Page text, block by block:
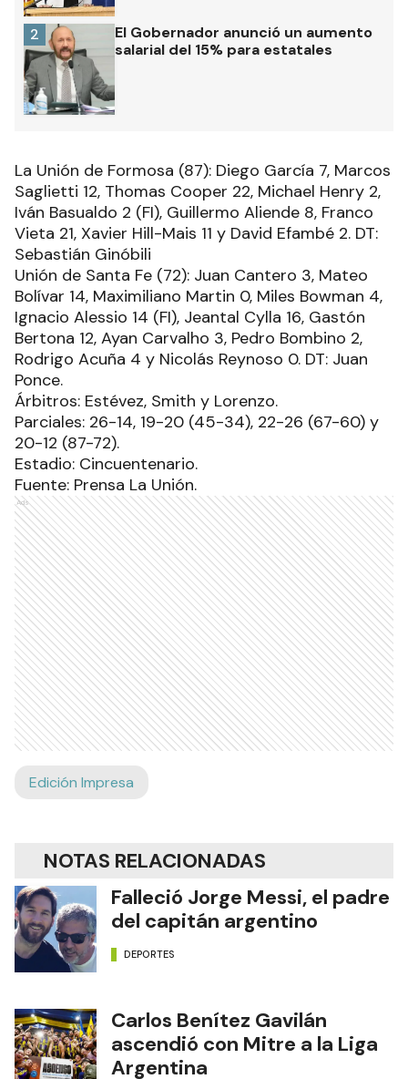
El Gobernador anunció un aumento
salarial del 15% para estatales
2
La Unión de Formosa (87): Diego García 7, Marcos
Saglietti 12, Thomas Cooper 22, Michael Henry 2,
Iván Basualdo 2 (FI), Guillermo Aliende 8, Franco
Vieta 21, Xavier Hill-Mais 11 y David Efambé 2. DT:
Sebastián Ginóbili
Unión de Santa Fe (72): Juan Cantero 3, Mateo
Bolívar 14, Maximiliano Martin 0, Miles Bowman 4,
Ignacio Alessio 14 (FI), Jeantal Cylla 16, Gastón
Bertona 12, Ayan Carvalho 3, Pedro Bombino 2,
Rodrigo Acuña 4 y Nicolás Reynoso 0. DT: Juan
Ponce.
Árbitros: Estévez, Smith y Lorenzo.
Parciales: 26-14, 19-20 (45-34), 22-26 (67-60) y
20-12 (87-72).
Estadio: Cincuentenario.
Fuente: Prensa La Unión.
Ads
Edición Impresa
NOTAS RELACIONADAS
Falleció Jorge Messi, el padre
del capitán argentino
DEPORTES
Carlos Benítez Gavilán
ascendió con Mitre a la Liga
Argentina